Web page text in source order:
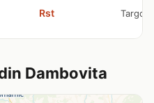
Rst
Dambovita